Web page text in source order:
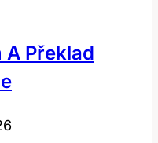
A Překlad